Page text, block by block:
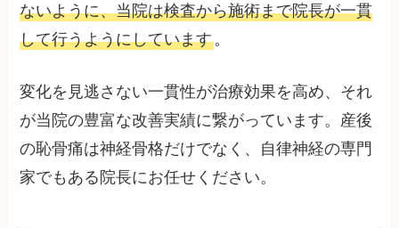
ないように、当院は検査から施術まで院長が一貫
して行うようにしています。
変化を見逃さない一貫性が治療効果を高め、それ
が当院の豊富な改善実績に繋がっています。産後
の恥骨痛は神経骨格だけでなく、自律神経の専門
家でもある院長にお任せください。